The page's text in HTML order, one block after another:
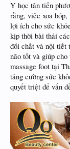
Y học tân tiến
rằng, việc xoa
lợi ích cho sức
kịp thời bài thải
đổi chất và nội tiết
não tốt và giúp
massage foot tại
tăng cường sức
quyết triệt để vấn